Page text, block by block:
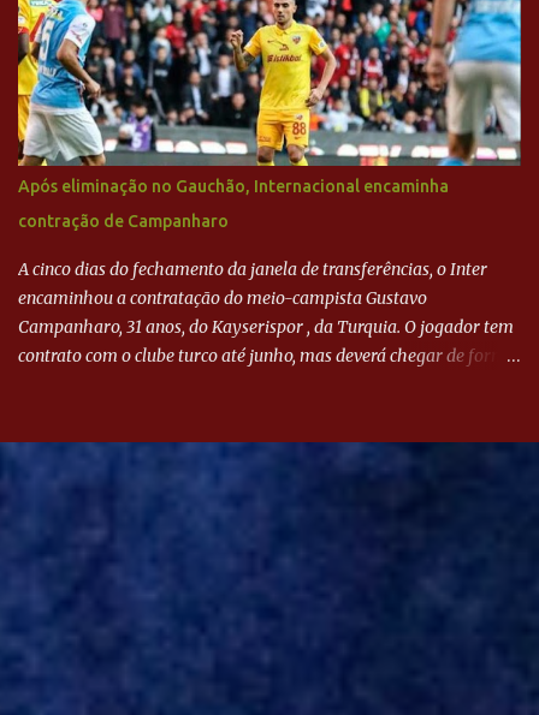
Após eliminação no Gauchão, Internacional encaminha
contração de Campanharo
A cinco dias do fechamento da janela de transferências, o Inter
encaminhou a contratação do meio-campista Gustavo
Campanharo, 31 anos, do Kayserispor , da Turquia. O jogador tem
contrato com o clube turco até junho, mas deverá chegar de forma
Evian, da França, Hellas Verona, da Itália, e Ludogorets, da
Bulgária. O último clube brasileiro foi a Chapecoense, em 2020.
concretizada, o jogador chegará ao Beira-Rio para ser mais uma
opção de Mano Menezes no setor de meio-campo. Atualmente, na